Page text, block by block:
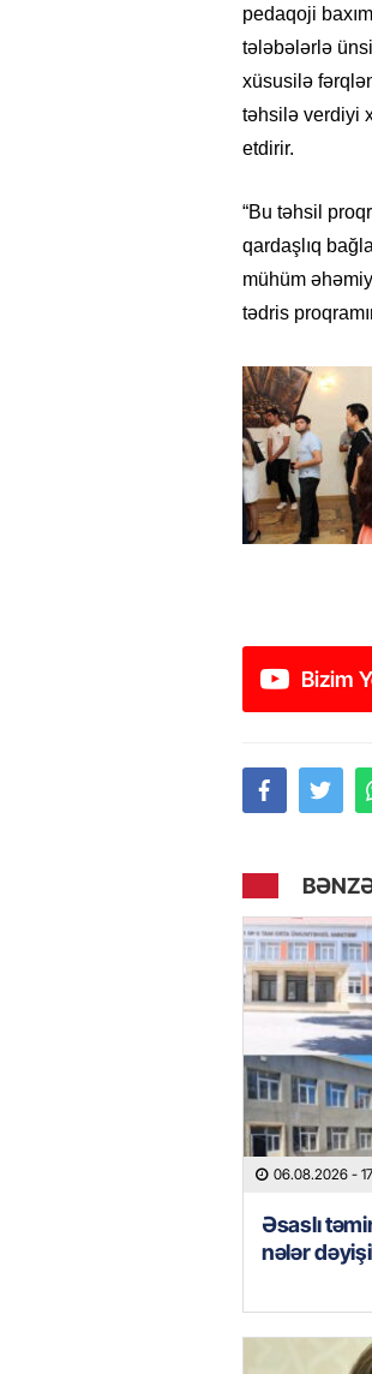
pedaqoji
tələbələrlə
xüsusilə
təhsilə verdiyi
etdirir.
“Bu təhsil
qardaşlıq
mühüm
tədris
Bizim
06.08.2026 -
Əsaslı
nələr